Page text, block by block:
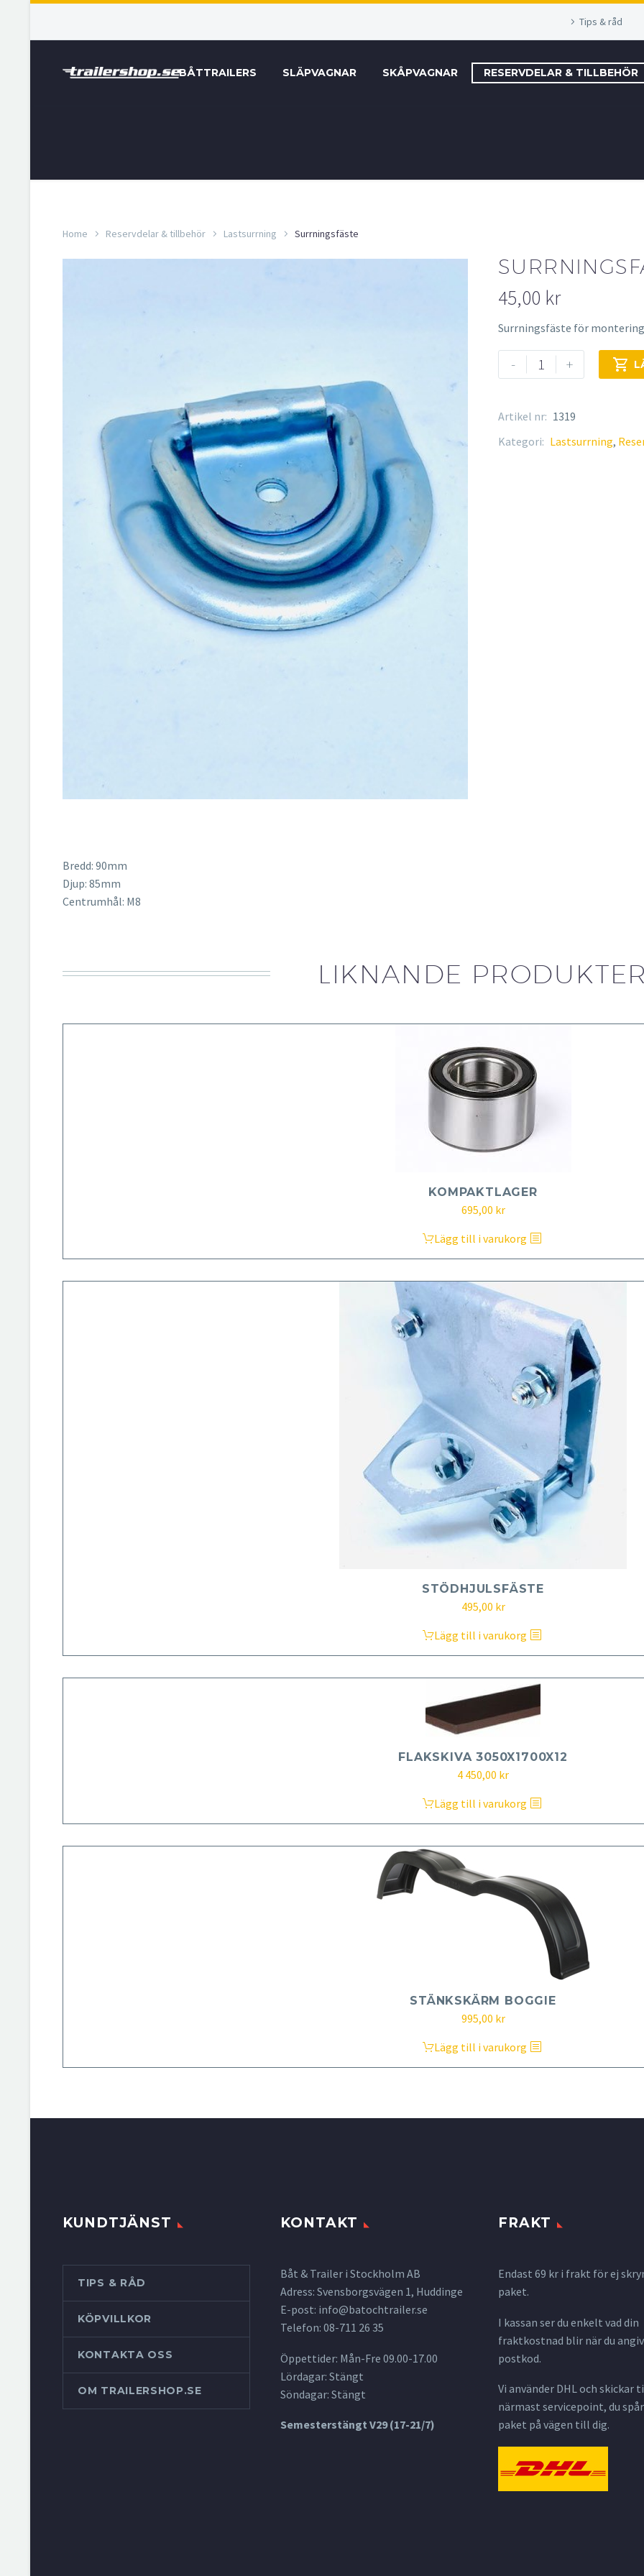
Tips & råd
BÅTTRAILERS SLÄPVAGNAR SKÅPVAGNAR RESERVDELAR & TILLBEHÖR
Home Reservdelar & tillbehör Lastsurrning Surrningsfäste
45,00 kr
Surrningsfäste för
-
Surrningsfäste
mängd
+ 
Artikel nr: 1319
Kategori: Lastsurrning,
Bredd: 90mm
Djup: 85mm
Centrumhål: M8
LIKNANDE
KOMPAKTLAGER
695,00 kr
Lägg till i varukorg
STÖDHJULSFÄSTE
495,00 kr
Lägg till i varukorg
FLAKSKIVA 3050X1700X12
4 450,00 kr
Lägg till i varukorg
STÄNKSKÄRM BOGGIE
995,00 kr
Lägg till i varukorg
KUNDTJÄNST
TIPS & RÅD
KÖPVILLKOR
KONTAKTA OSS
OM TRAILERSHOP.SE
KONTAKT
Båt & Trailer i Stockholm AB
Adress: Svensborgsvägen 1, Huddinge
E-post: info@batochtrailer.se
Telefon: 08-711 26 35
Öppettider: Mån-Fre 09.00-17.00
Lördagar: Stängt
Söndagar: Stängt
Semesterstängt V29 (17-21/7)
FRAKT
Endast 69 kr i frakt för ej
paket.
I kassan ser du enkelt vad din
fraktkostnad blir när du
postkod.
Vi använder DHL och skickar
närmast servicepoint, du
paket på vägen till dig.